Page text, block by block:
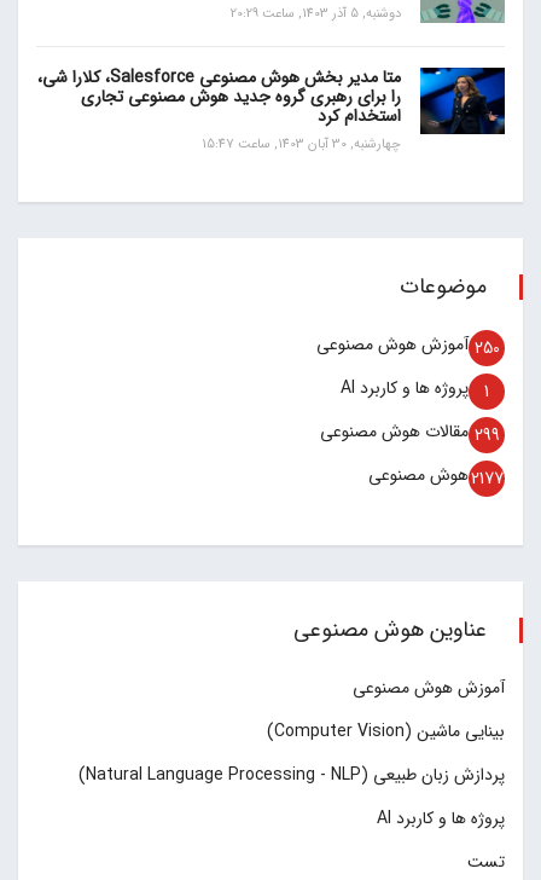
دوشنبه, 5 آذر 1403, ساعت 20:29
متا مدیر بخش هوش مصنوعی Salesforce، کلارا شی،
را برای رهبری گروه جدید هوش مصنوعی تجاری
استخدام کرد
چهارشنبه, 30 آبان 1403, ساعت 15:47
موضوعات
آموزش هوش مصنوعی 250
پروژه ها و کاربرد AI 1
مقالات هوش مصنوعی 299
هوش مصنوعی2177
عناوین هوش مصنوعی
آموزش هوش مصنوعی
بینایی ماشین (Computer Vision)
پردازش زبان طبیعی (Natural Language Processing - NLP)
پروژه ها و کاربرد AI
تست